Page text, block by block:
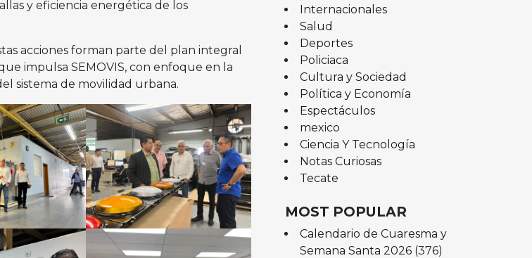
y eficiencia energética de los
acciones forman parte del plan integral
impulsa SEMOVIS, con enfoque en la
sistema de movilidad urbana.
Internacionales
Salud
Deportes
Policiaca
Cultura y Sociedad
Política y Economía
Espectáculos
mexico
Ciencia Y Tecnología
Notas Curiosas
Tecate
MOST POPULAR
Calendario de Cuaresma y
Semana Santa 2026 (376)